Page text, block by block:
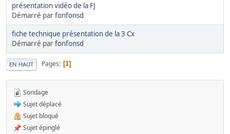
présentation vidéo de la FJ
Démarré parfonfonsd
fiche technique présentation de la 3 Cx
Démarré parfonfonsd
EN HAUT Pages 1
Sondage
Sujet déplacé
Sujet bloqué
Sujet épinglé